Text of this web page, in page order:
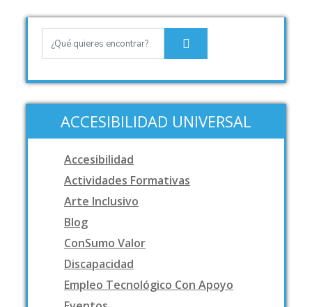
ACCESIBILIDAD UNIVERSAL
Accesibilidad
Actividades Formativas
Arte Inclusivo
Blog
ConSumo Valor
Discapacidad
Empleo Tecnológico Con Apoyo